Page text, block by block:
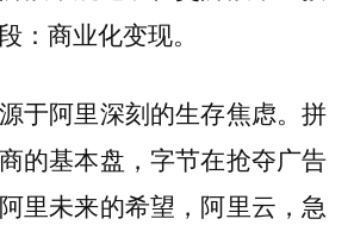
：商业化变现。
于阿里深刻的生存焦虑。拼
的基本盘，字节在抢夺广告
里未来的希望，阿里云，急